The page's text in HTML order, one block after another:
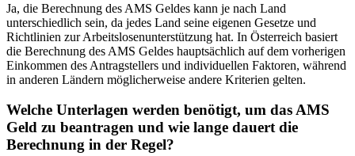
Ja, die Berechnung des AMS Geldes kann je nach Land
unterschiedlich sein, da jedes Land seine eigenen Gesetze und
Richtlinien zur Arbeitslosenunterstützung hat. In Österreich basiert
die Berechnung des AMS Geldes hauptsächlich auf dem vorherigen
Einkommen des Antragstellers und individuellen Faktoren, während
in anderen Ländern möglicherweise andere Kriterien gelten.
Welche Unterlagen werden benötigt, um das AMS
Geld zu beantragen und wie lange dauert die
Berechnung in der Regel?